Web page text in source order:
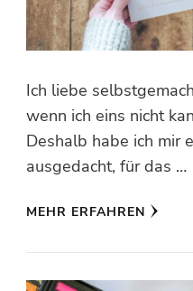
Ich liebe
wenn ich eins nicht
Deshalb habe ich mir
ausgedacht, für das …
MEHR ERFAHREN